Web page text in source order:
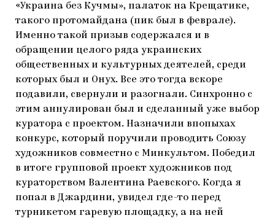
«Украина без Кучмы», палаток на Крещатике,
такого протомайдана (пик был в феврале).
Именно такой призыв содержался и в
обращении целого ряда украинских
общественных и культурных деятелей, среди
которых был и Онух. Все это тогда вскоре
подавили, свернули и разогнали. Синхронно с
этим аннулирован был и сделанный уже выбор
куратора с проектом. Назначили впопыхах
конкурс, который поручили проводить Союзу
художников совместно с Минкультом. Победил
в итоге групповой проект художников под
кураторством Валентина Раевского. Когда я
попал в Джардини, увидел где-то перед
турникетом гаревую площадку, а на ней